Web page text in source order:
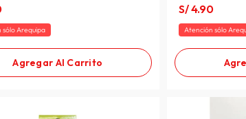
sólo Arequipa
Agregar Al Carrito
S/4.90
Atención sólo